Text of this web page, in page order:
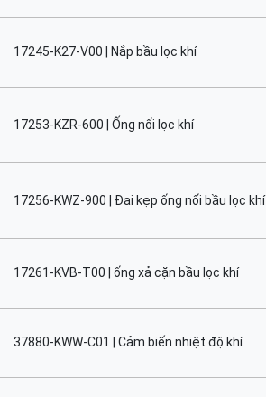
17245-K27-V00 | Nắp bầu lọc khí
17253-KZR-600 | Ống nối lọc khí
17256-KWZ-900 | Đai kẹp ống nối bầu lọc khí
17261-KVB-T00 | ống xả cặn bầu lọc khí
37880-KWW-C01 | Cảm biến nhiệt độ khí